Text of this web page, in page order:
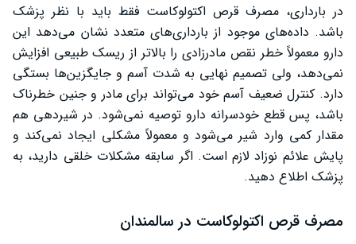
در بارداری، مصرف قرص اکتولوکاست فقط باید با نظر پزشک
باشد. داده‌های موجود از بارداری‌های متعدد نشان می‌دهد این
دارو معمولاً خطر نقص مادرزادی را بالاتر از ریسک طبیعی افزایش
نمی‌دهد، ولی تصمیم نهایی به شدت آسم و جایگزین‌ها بستگی
دارد. کنترل ضعیف آسم خود می‌تواند برای مادر و جنین خطرناک
باشد، پس قطع خودسرانه دارو توصیه نمی‌شود. در شیردهی هم
مقدار کمی وارد شیر می‌شود و معمولاً مشکلی ایجاد نمی‌کند و
پایش علائم نوزاد لازم است. اگر سابقه مشکلات خلقی دارید، به
پزشک اطلاع دهید.
مصرف قرص اکتولوکاست در سالمندان